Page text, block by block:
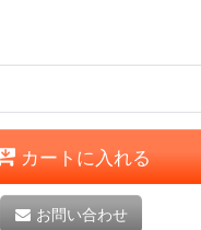
カートに入れる
お問い合わせ